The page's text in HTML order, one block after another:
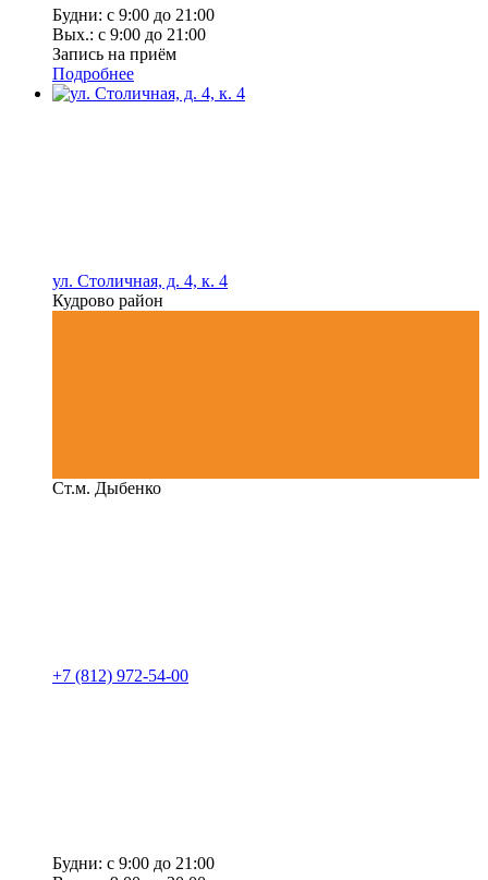
Будни: с 9:00 до 21:00
Вых.: с 9:00 до 21:00
Запись на приём
Подробнее
ул. Столичная, д. 4, к. 4
Кудрово район
Ст.м. Дыбенко
+7 (812) 972-54-00
Будни: с 9:00 до 21:00